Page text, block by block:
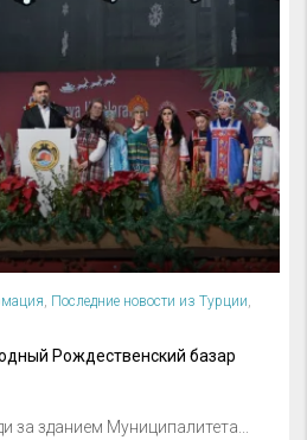
Последние новости из Турции
Рождественский базар
зданием Муниципалитета...